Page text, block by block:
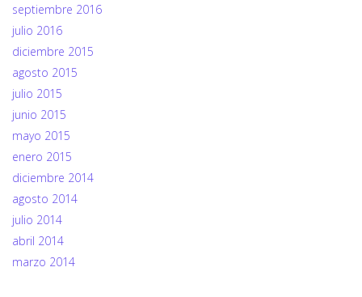
septiembre 2016
julio 2016
diciembre 2015
agosto 2015
julio 2015
junio 2015
mayo 2015
enero 2015
diciembre 2014
agosto 2014
julio 2014
abril 2014
marzo 2014